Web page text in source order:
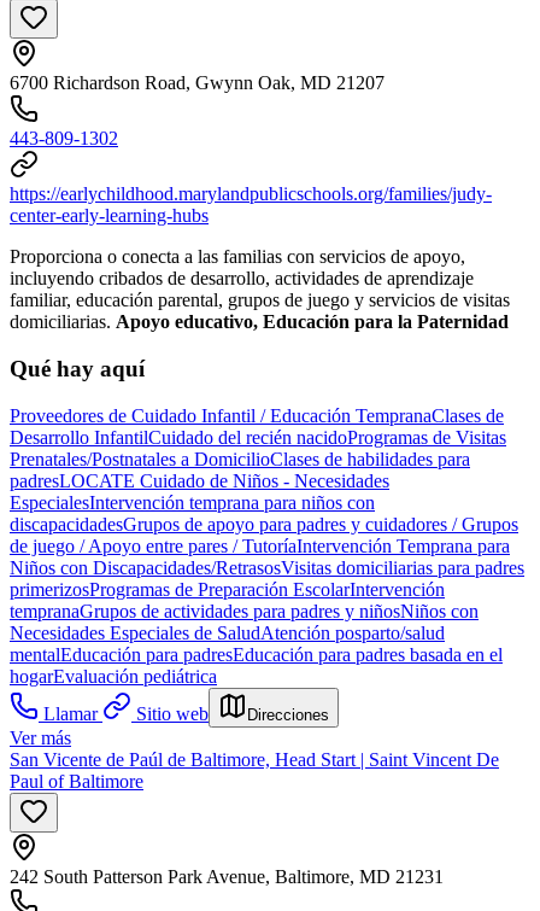
6700 Richardson Road, Gwynn Oak, MD 21207
443-809-1302
https://earlychildhood.marylandpublicschools.org/families/judy-
center-early-learning-hubs
Proporciona o conecta a las familias con servicios de apoyo,
incluyendo cribados de desarrollo, actividades de aprendizaje
familiar, educación parental, grupos de juego y servicios de visitas
domiciliarias. Apoyo educativo, Educación para la Paternidad
Qué hay aquí
Proveedores de Cuidado Infantil / Educación TempranaClases de
Desarrollo InfantilCuidado del recién nacidoProgramas de Visitas
Prenatales/Postnatales a DomicilioClases de habilidades para
padresLOCATE Cuidado de Niños - Necesidades
EspecialesIntervención temprana para niños con
discapacidadesGrupos de apoyo para padres y cuidadores / Grupos
de juego / Apoyo entre pares / TutoríaIntervención Temprana para
Niños con Discapacidades/RetrasosVisitas domiciliarias para padres
primerizosProgramas de Preparación EscolarIntervención
tempranaGrupos de actividades para padres y niñosNiños con
Necesidades Especiales de SaludAtención posparto/salud
mentalEducación para padresEducación para padres basada en el
hogarEvaluación pediátrica
Llamar
Sitio web Direcciones
Ver más
San Vicente de Paúl de Baltimore, Head Start | Saint Vincent De
Paul of Baltimore
242 South Patterson Park Avenue, Baltimore, MD 21231